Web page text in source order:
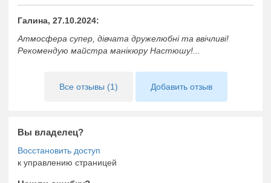
Галина, 27.10.2024:
Атмосфера супер, дівчата дружелюбні та ввічливі!
Рекомендую майстра манікюру Настюшу!...
Все отзывы (1) Добавить отзыв
Вы владелец?
к управлению страницей